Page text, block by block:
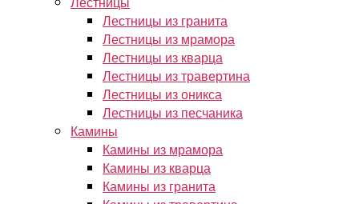
Лестницы из гранита
Лестницы из мрамора
Лестницы из кварца
Лестницы из травертина
Лестницы из оникса
Лестницы из песчаника
Камины
Камины из мрамора
Камины из кварца
Камины из гранита